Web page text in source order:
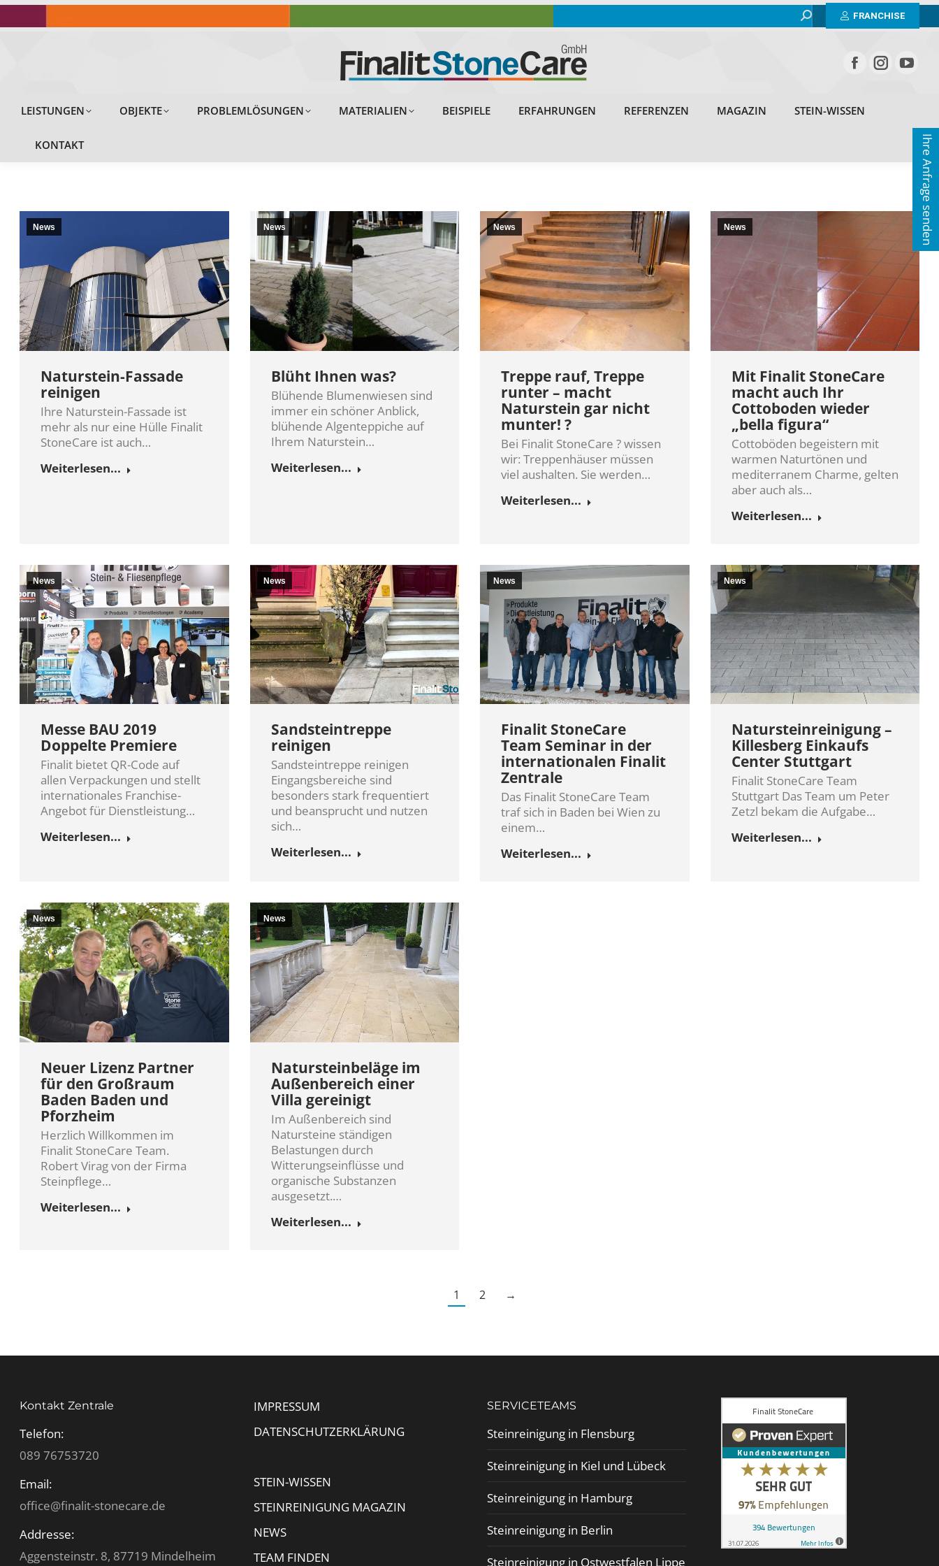
Search: FRANCHISE
LEISTUNGEN OBJEKTE PROBLEMLÖSUNGEN MATERIALIEN BEISPIELE ERFAHRUNGEN REFERENZEN MAGAZIN STEIN-WISSEN
KONTAKT
News
Naturstein-Fassade
reinigen
Ihre Naturstein-Fassade ist
mehr als nur eine Hülle Finalit
StoneCare ist auch…
Weiterlesen...
News
Blüht Ihnen was?
Blühende Blumenwiesen sind
immer ein schöner Anblick,
blühende Algenteppiche auf
Ihrem Naturstein…
Weiterlesen...
News
Treppe rauf, Treppe
runter – macht
Naturstein gar nicht
munter! ?
Bei Finalit StoneCare ? wissen
wir: Treppenhäuser müssen
viel aushalten. Sie werden…
Weiterlesen...
News
Mit Finalit StoneCare
macht auch Ihr
Cottoboden wieder
„bella figura“
Cottoböden begeistern mit
warmen Naturtönen und
mediterranem Charme, gelten
aber auch als…
Weiterlesen...
News
Messe BAU 2019
Doppelte Premiere
Finalit bietet QR-Code auf
allen Verpackungen und stellt
internationales Franchise-
Angebot für Dienstleistung…
Weiterlesen...
News
Sandsteintreppe
reinigen
Sandsteintreppe reinigen
Eingangsbereiche sind
besonders stark frequentiert
und beansprucht und nutzen
sich…
Weiterlesen...
News
Finalit StoneCare
Team Seminar in der
internationalen Finalit
Zentrale
Das Finalit StoneCare Team
traf sich in Baden bei Wien zu
einem…
Weiterlesen...
News
Natursteinreinigung –
Killesberg Einkaufs
Center Stuttgart
Finalit StoneCare Team
Stuttgart Das Team um Peter
Zetzl bekam die Aufgabe…
Weiterlesen...
News
Neuer Lizenz Partner
für den Großraum
Baden Baden und
Pforzheim
Herzlich Willkommen im
Finalit StoneCare Team.
Robert Virag von der Firma
Steinpflege…
Weiterlesen...
News
Natursteinbeläge im
Außenbereich einer
Villa gereinigt
Im Außenbereich sind
Natursteine ständigen
Belastungen durch
Witterungseinflüsse und
organische Substanzen
ausgesetzt.…
Weiterlesen...
1 2 →
Kontakt Zentrale
Telefon:
089 76753720
Email:
office@finalit-stonecare.de
Addresse:
Aggensteinstr. 8, 87719 Mindelheim
IMPRESSUM
DATENSCHUTZERKLÄRUNG
STEIN-WISSEN
STEINREINIGUNG MAGAZIN
NEWS
TEAM FINDEN
SERVICETEAMS
Steinreinigung in Flensburg
Steinreinigung in Kiel und Lübeck
Steinreinigung in Hamburg
Steinreinigung in Berlin
Steinreinigung in Ostwestfalen Lippe
Ihre Anfrage senden
ERFAHRUNGEN REFERENZEN